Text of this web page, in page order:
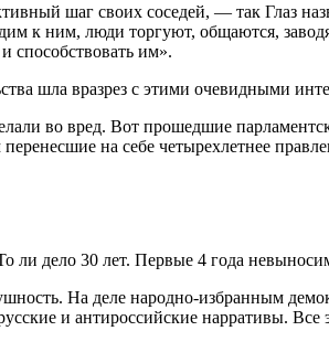
шаг своих соседей, — так
к ним, люди торгуют, общаются,
способствовать им».
шла вразрез с этими очевидными
во вред. Вот прошедшие
на себе четырехлетнее
ли дело 30 лет. Первые 4 года
На деле народно-избранным
и антироссийские нарративы.